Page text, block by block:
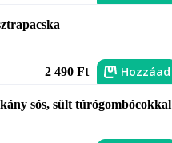
2 490 Ft Hozzáad
sós, sült túrógombócokkal